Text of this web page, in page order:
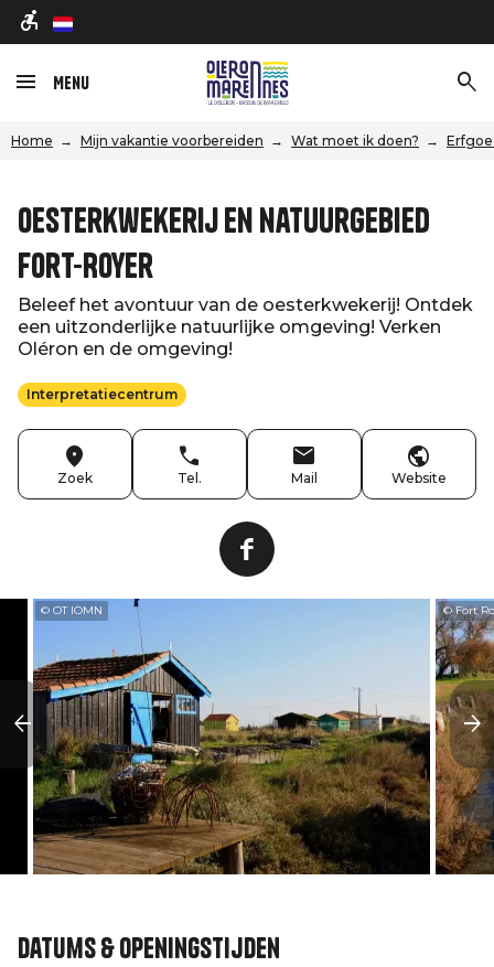
nl
Menu
Home Mijn vakantie voorbereiden Wat moet ik doen?
Oesterkwekerij en natuurgebied
Fort-Royer
Beleef het avontuur van de oesterkwekerij! Ontdek
een uitzonderlijke natuurlijke omgeving! Verken
Oléron en de omgeving!
Interpretatiecentrum
Zoek Tel. Mail Website
© OT IOMN © Fort
Datums & openingstijden